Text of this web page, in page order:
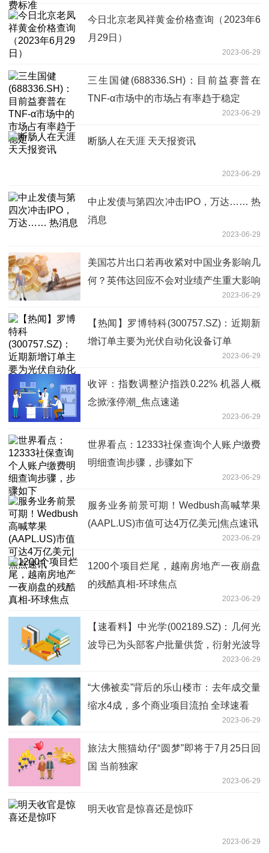
今日北京老凤祥黄金价格查询（2023年6
月29日）
2023-06-29
三生国健(688336.SH)：目前益赛普在
TNF-α市场中的市场占有率趋于稳定
2023-06-29
断肠人在天涯 天天报资讯
2023-06-29
中止发债与第四次冲击IPO，万达…… 热
消息
2023-06-29
美国芯片出口若再收紧对中国业务影响几
何？英伟达回应不会对业绩产生重大影响
2023-06-29
【热闻】罗博特科(300757.SZ)：近期新
增订单主要为光伏自动化设备订单
2023-06-29
收评：指数调整沪指跌0.22% 机器人概
念掀涨停潮_焦点速递
2023-06-29
世界看点：12333社保查询个人账户缴费
明细查询步骤，步骤如下
2023-06-29
服务业务前景可期！Wedbush高喊苹果
(AAPL.US)市值可达4万亿美元|焦点速讯
2023-06-29
1200个项目烂尾，越南房地产一夜崩盘
的残酷真相-环球焦点
2023-06-29
【速看料】中光学(002189.SZ)：几何光
波导已为头部客户批量供货，衍射光波导
2023-06-29
“大佛被卖”背后的乐山楼市：去年成交量
缩水4成，多个商业项目流拍 全球速看
2023-06-29
旅法大熊猫幼仔“圆梦”即将于7月25日回
国 当前独家
2023-06-29
明天收官是惊喜还是惊吓
2023-06-29